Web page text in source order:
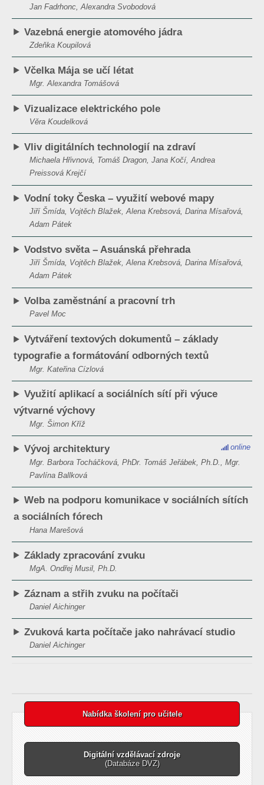
Jan Fadrhonc, Alexandra Svobodová
Vazebná energie atomového jádra
Zdeňka Koupilová
Včelka Mája se učí létat
Mgr. Alexandra Tomášová
Vizualizace elektrického pole
Věra Koudelková
Vliv digitálních technologií na zdraví
Michaela Hřivnová, Tomáš Dragon, Jana Kočí, Andrea
Preissová Krejčí
Vodní toky Česka – využití webové mapy
Jiří Šmída, Vojtěch Blažek, Alena Krebsová, Darina Mísařová,
Adam Pátek
Vodstvo světa – Asuánská přehrada
Jiří Šmída, Vojtěch Blažek, Alena Krebsová, Darina Mísařová,
Adam Pátek
Volba zaměstnání a pracovní trh
Pavel Moc
Vytváření textových dokumentů – základy
typografie a formátování odborných textů
Mgr. Kateřina Cízlová
Využití aplikací a sociálních sítí při výuce
výtvarné výchovy
Mgr. Šimon Kříž
Vývoj architektury
online
Mgr. Barbora Tocháčková, PhDr. Tomáš Jeřábek, Ph.D., Mgr.
Pavlína Ballková
Web na podporu komunikace v sociálních sítích
a sociálních fórech
Hana Marešová
Základy zpracování zvuku
MgA. Ondřej Musil, Ph.D.
Záznam a střih zvuku na počítači
Daniel Aichinger
Zvuková karta počítače jako nahrávací studio
Daniel Aichinger
Nabídka školení pro učitele
Digitální vzdělávací zdroje
(Databáze DVZ)